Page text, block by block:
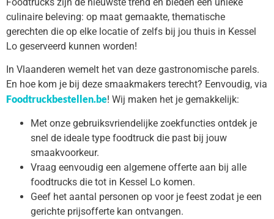
culinaire beleving: op maat gemaakte, thematische
gerechten die op elke locatie of zelfs bij jou thuis in Kessel
Lo geserveerd kunnen worden!
In Vlaanderen wemelt het van deze gastronomische parels.
En hoe kom je bij deze smaakmakers terecht? Eenvoudig, via
Foodtruckbestellen.be! Wij maken het je gemakkelijk:
Met onze gebruiksvriendelijke zoekfuncties ontdek je
snel de ideale type foodtruck die past bij jouw
smaakvoorkeur.
Vraag eenvoudig een algemene offerte aan bij alle
foodtrucks die tot in Kessel Lo komen.
Geef het aantal personen op voor je feest zodat je een
gerichte prijsofferte kan ontvangen.